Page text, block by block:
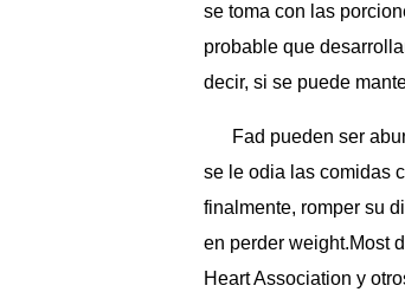
se toma con las
probable que
decir, si se puede
Fad pueden ser
se le odia las comidas
finalmente, romper su
en perder weight.Most
Heart Association y